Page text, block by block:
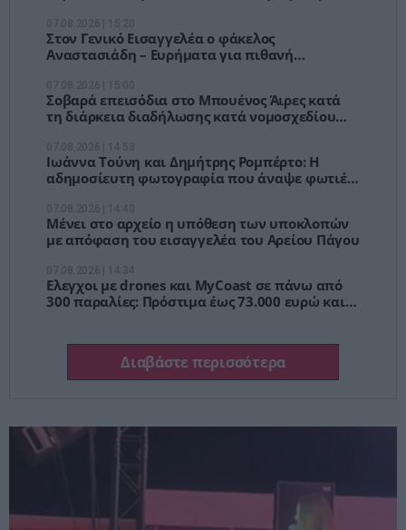
Στον Γενικό Εισαγγελέα ο φάκελος
Αναστασιάδη – Ευρήματα για πιθανή
Σοβαρά επεισόδια στο Μπουένος Άιρες κατά
τη διάρκεια διαδήλωσης κατά νομοσχεδίου
Ιωάννα Τούνη και Δημήτρης Ρομπέρτο: Η
αδημοσίευτη φωτογραφία που άναψε φωτιές
Μένει στο αρχείο η υπόθεση των υποκλοπών
με απόφαση του εισαγγελέα του Αρείου Πάγου
Ελεγχοι με drones και MyCoast σε πάνω από
300 παραλίες: Πρόστιμα έως 73.000 ευρώ και
Διαβάστε περισσότερα